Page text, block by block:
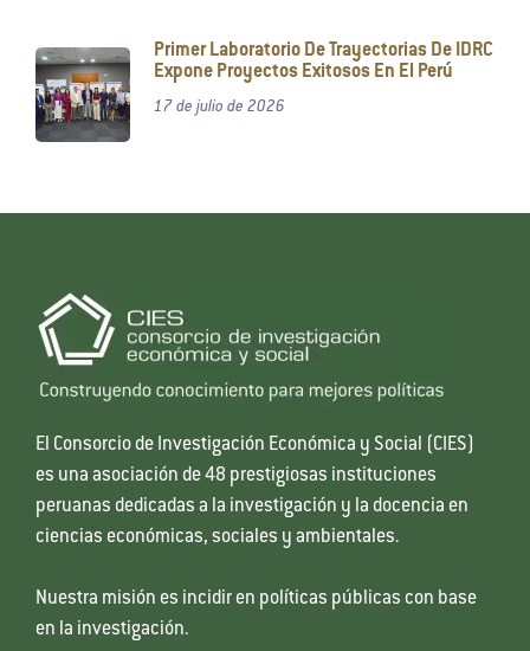
Primer Laboratorio De Trayectorias De IDRC
Expone Proyectos Exitosos En El Perú
17 de julio de 2026
El Consorcio de Investigación Económica y Social (CIES)
es una asociación de 48 prestigiosas instituciones
peruanas dedicadas a la investigación y la docencia en
ciencias económicas, sociales y ambientales.
Nuestra misión es incidir en políticas públicas con base
en la investigación.